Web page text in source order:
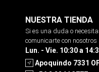
NUESTRA TIENDA
Si es una duda o
comunicarte con nosotros
Lun. - Vie. 10:30 a
Apoquindo 7331